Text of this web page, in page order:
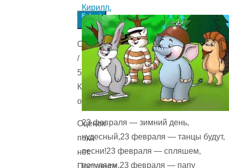
Submit
Rating
Оценка
/
5.
Количестов
оценок
Оценок
пока
нет.
Поставьте
Кирилл.
23 февраля — зимний день,
чудесный,23 февраля — танцы будут,
песни!23 февраля — спляшем,
погуляем,23 февраля — папу